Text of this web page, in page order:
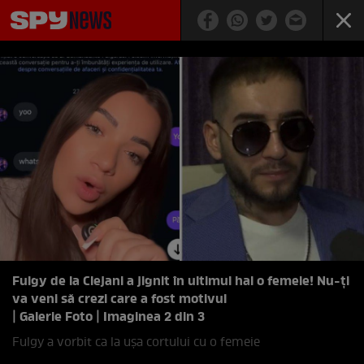
Fulgy de la Clejani a jignit în ultimul hal o femeie! Nu-ți
va veni să crezi care a fost motivul
| Galerie Foto | Imaginea 2 din 3
Fulgy a vorbit ca la ușa cortului cu o femeie